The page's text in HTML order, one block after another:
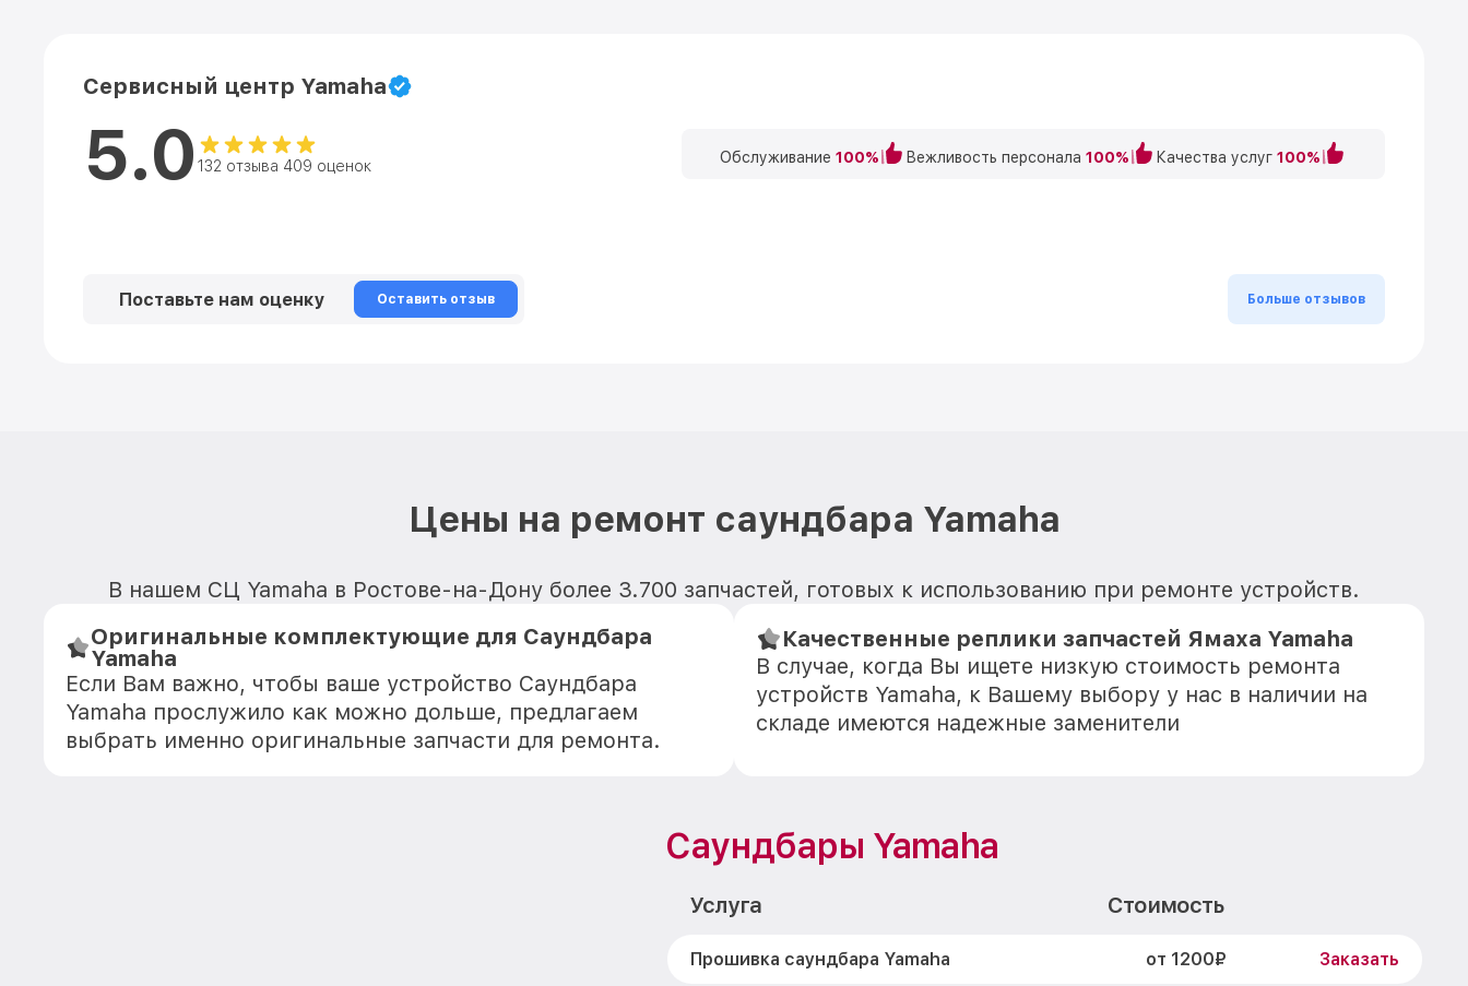
Сервисный центр Yamaha
5.0 132 отзыва 409 оценок Обслуживание 100% Вежливость персонала 100% Качества услуг 100%
Поставьте нам оценку Оставить отзыв Больше отзывов
Цены на ремонт саундбара Yamaha
В нашем СЦ Yamaha в Ростове-на-Дону более 3.700 запчастей, готовых к использованию при ремонте устройств.
Оригинальные комплектующие для Саундбара
Yamaha
Если Вам важно, чтобы ваше устройство Саундбара
Yamaha прослужило как можно дольше, предлагаем
выбрать именно оригинальные запчасти для ремонта.
Качественные реплики запчастей Ямаха Yamaha
В случае, когда Вы ищете низкую стоимость ремонта
устройств Yamaha, к Вашему выбору у нас в наличии на
складе имеются надежные заменители
Саундбары Yamaha
Услуга Стоимость
Прошивка саундбара Yamaha от 1200₽ Заказать